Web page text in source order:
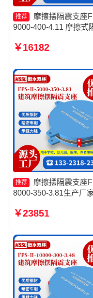
推荐
摩擦摆隔震支座
9000-400-4.11 摩擦式
6000-400-4.11厂家 摩
￥16182
推荐
摩擦摆隔震支座
8000-350-3.81生产厂
3.48 10000KN摩擦摆隔
隔震支座源头工厂
￥23851